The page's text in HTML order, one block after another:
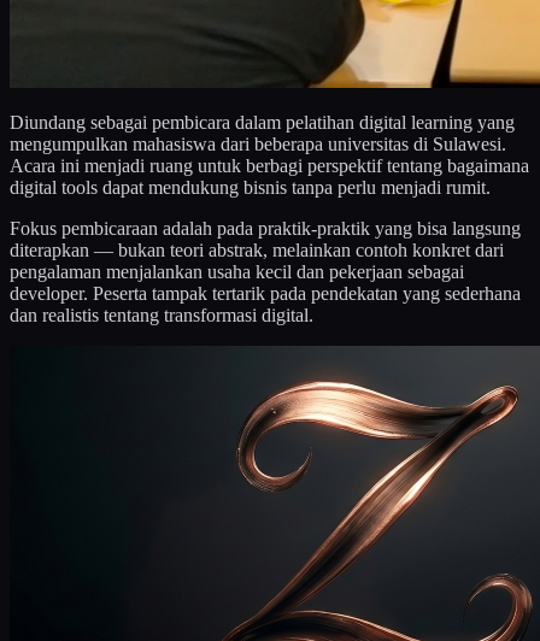
Diundang sebagai pembicara dalam pelatihan digital learning yang
mengumpulkan mahasiswa dari beberapa universitas di Sulawesi.
Acara ini menjadi ruang untuk berbagi perspektif tentang bagaimana
digital tools dapat mendukung bisnis tanpa perlu menjadi rumit.
Fokus pembicaraan adalah pada praktik-praktik yang bisa langsung
diterapkan — bukan teori abstrak, melainkan contoh konkret dari
pengalaman menjalankan usaha kecil dan pekerjaan sebagai
developer. Peserta tampak tertarik pada pendekatan yang sederhana
dan realistis tentang transformasi digital.